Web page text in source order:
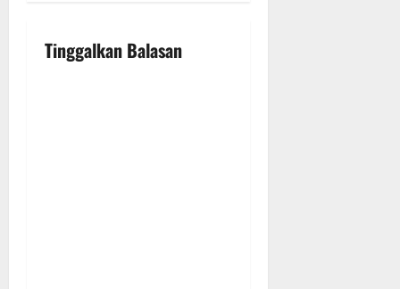
i
Tinggalkan Balasan